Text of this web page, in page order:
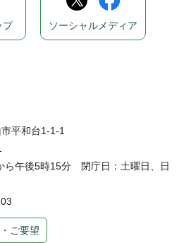
平和台1-1-1
ら午後5時15分 閉庁日：土曜日、日
ご要望
プ ソーシャルメディア